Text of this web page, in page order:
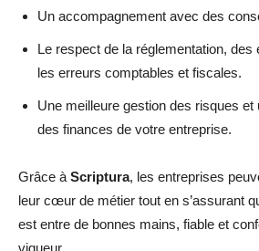
Un accompagnement avec des
Le respect de la réglementation,
les erreurs comptables et fiscales.
Une meilleure gestion des risques
des finances de votre entreprise.
Grâce à Scriptura, les entreprises
leur cœur de métier tout en s’assurant
est entre de bonnes mains, fiable et
vigueur.